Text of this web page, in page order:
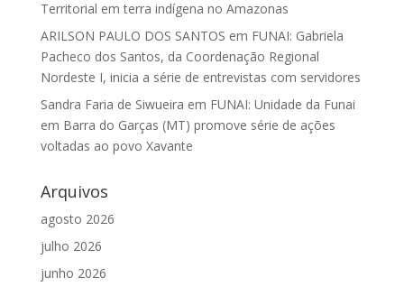
Territorial em terra indígena no Amazonas
ARILSON PAULO DOS SANTOS em FUNAI: Gabriela
Pacheco dos Santos, da Coordenação Regional
Nordeste I, inicia a série de entrevistas com servidores
Sandra Faria de Siwueira em FUNAI: Unidade da Funai
em Barra do Garças (MT) promove série de ações
voltadas ao povo Xavante
Arquivos
agosto 2026
julho 2026
junho 2026